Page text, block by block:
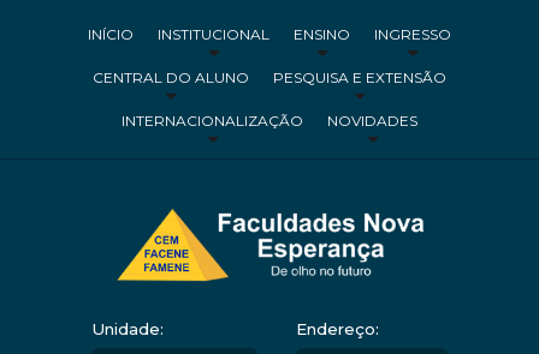
INÍCIO INSTITUCIONAL ENSINO INGRESSO
CENTRAL DO ALUNO PESQUISA E EXTENSÃO
INTERNACIONALIZAÇÃO NOVIDADES
Unidade: Endereço: